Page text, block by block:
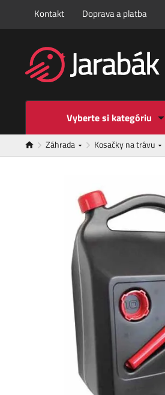
Kontakt Doprava a platba
Vyberte si kategóriu
Záhrada Kosačky na trávu